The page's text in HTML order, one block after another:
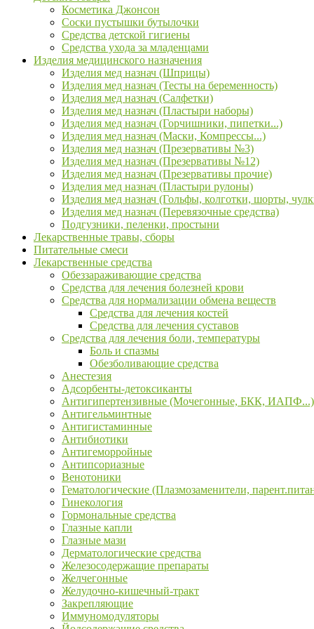
Косметика Джонсон
Соски пустышки бутылочки
Средства детской гигиены
Средства ухода за младенцами
Изделия медицинского назначения
Изделия мед назнач (Шприцы)
Изделия мед назнач (Тесты на беременность)
Изделия мед назнач (Салфетки)
Изделия мед назнач (Пластыри наборы)
Изделия мед назнач (Горчишники, пипетки...)
Изделия мед назнач (Маски, Компрессы...)
Изделия мед назнач (Презервативы №3)
Изделия мед назнач (Презервативы №12)
Изделия мед назнач (Презервативы прочие)
Изделия мед назнач (Пластыри рулоны)
Изделия мед назнач (Гольфы, колготки, шорты,
Изделия мед назнач (Перевязочные средства)
Подгузники, пеленки, простыни
Лекарственные травы, сборы
Питательные смеси
Лекарственные средства
Обеззараживающие средства
Средства для лечения болезней крови
Средства для нормализации обмена веществ
Средства для лечения костей
Средства для лечения суставов
Средства для лечения боли, температуры
Боль и спазмы
Обезболивающие средства
Анестезия
Адсорбенты-детоксиканты
Антигипертензивные (Мочегонные, БКК, ИАПФ...)
Антигельминтные
Антигистаминные
Антибиотики
Антигеморройные
Антипсориазные
Венотоники
Гематологические (Плазмозаменители,
Гинекология
Гормональные средства
Глазные капли
Глазные мази
Дерматологические средства
Железосодержащие препараты
Желчегонные
Желудочно-кишечный-тракт
Закрепляющие
Иммуномодуляторы